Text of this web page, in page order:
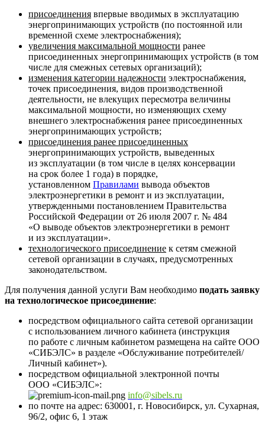
присоединения впервые вводимых в эксплуатацию
энергопринимающих устройств (по постоянной или
временной схеме электроснабжения);
увеличения максимальной мощности ранее
присоединенных энергопринимающих устройств (в том
числе для смежных сетевых организаций);
изменения категории надежности электроснабжения,
точек присоединения, видов производственной
деятельности, не влекущих пересмотра величины
максимальной мощности, но изменяющих схему
внешнего электроснабжения ранее присоединенных
энергопринимающих устройств;
присоединения ранее присоединенных
энергопринимающих устройств, выведенных
из эксплуатации (в том числе в целях консервации
на срок более 1 года) в порядке,
установленном Правилами вывода объектов
электроэнергетики в ремонт и из эксплуатации,
утвержденными постановлением Правительства
Российской Федерации от 26 июля 2007 г. № 484
«О выводе объектов электроэнергетики в ремонт
и из эксплуатации».
технологического присоединение к сетям смежной
сетевой организации в случаях, предусмотренных
законодательством.
Для получения данной услуги Вам необходимо подать заявку
на технологическое присоединение:
посредством официального сайта сетевой организации
с использованием личного кабинета (инструкция
по работе с личным кабинетом размещена на сайте ООО
«СИБЭЛС» в разделе «Обслуживание потребителей/
Личный кабинет»).
посредством официальной электронной почты
ООО «СИБЭЛС»:
info@sibels.ru
по почте на адрес: 630001, г. Новосибирск, ул. Сухарная,
96/2, офис 6, 1 этаж